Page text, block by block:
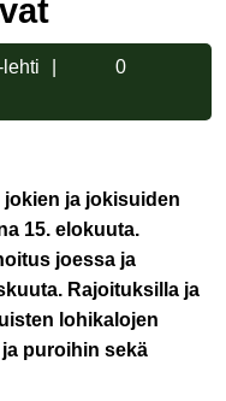
Vetouistelu-
0
ja jokisuiden
15. elokuuta.
joessa ja
Rajoituksilla ja
lohikalojen
puroihin sekä